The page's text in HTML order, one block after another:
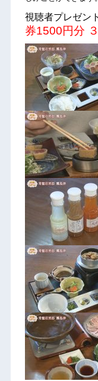
視聴者プレゼント
券1500円分